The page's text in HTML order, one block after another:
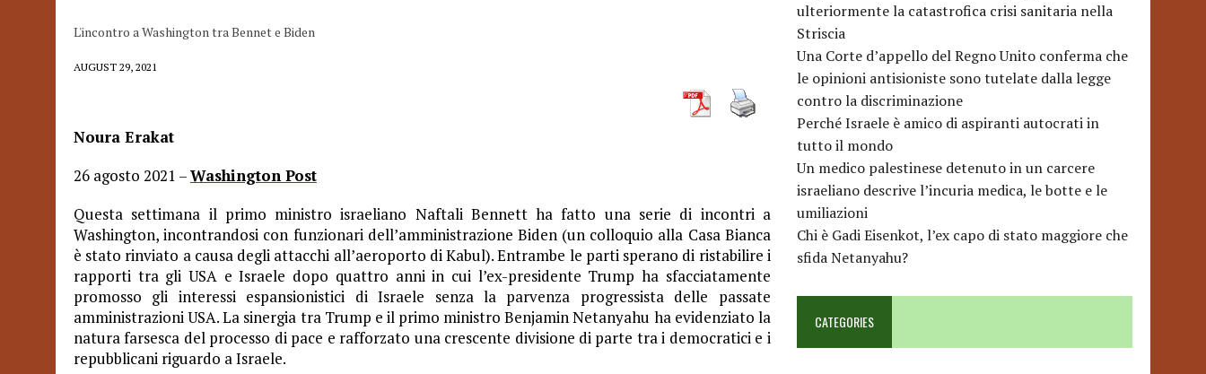
L'incontro a Washington tra Bennet e Biden
AUGUST 29, 2021
Noura Erakat
26 agosto 2021 –Washington Post
Questa settimana il primo ministro israeliano Naftali Bennett ha fatto una serie di incontri a
Washington, incontrandosi con funzionari dell’amministrazione Biden (un colloquio alla Casa Bianca
è stato rinviato a causa degli attacchi all’aeroporto di Kabul). Entrambe le parti sperano di ristabilire i
rapporti tra gli USA e Israele dopo quattro anni in cui l’ex-presidente Trump ha sfacciatamente
promosso gli interessi espansionistici di Israele senza la parvenza progressista delle passate
amministrazioni USA. La sinergia tra Trump e il primo ministro Benjamin Netanyahu ha evidenziato la
natura farsesca del processo di pace e rafforzato una crescente divisione di parte tra i democratici e i
repubblicani riguardo a Israele.
ulteriormente la catastrofica crisi sanitaria nella
Striscia
Una Corte d’appello del Regno Unito conferma che
le opinioni antisioniste sono tutelate dalla legge
contro la discriminazione
Perché Israele è amico di aspiranti autocrati in
tutto il mondo
Un medico palestinese detenuto in un carcere
israeliano descrive l’incuria medica, le botte e le
umiliazioni
Chi è Gadi Eisenkot, l’ex capo di stato maggiore che
sfida Netanyahu?
CATEGORIES